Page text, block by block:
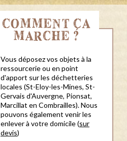
COMMENT ÇA
MARCHE ?
Vous déposez vos objets à la
ressourcerie ou en point
d'apport sur les déchetteries
locales (St-Eloy-les-Mines, St-
Gervais d'Auvergne, Pionsat,
Marcillat en Combrailles). Nous
pouvons également venir les
enlever à votre domicile (sur
devis)